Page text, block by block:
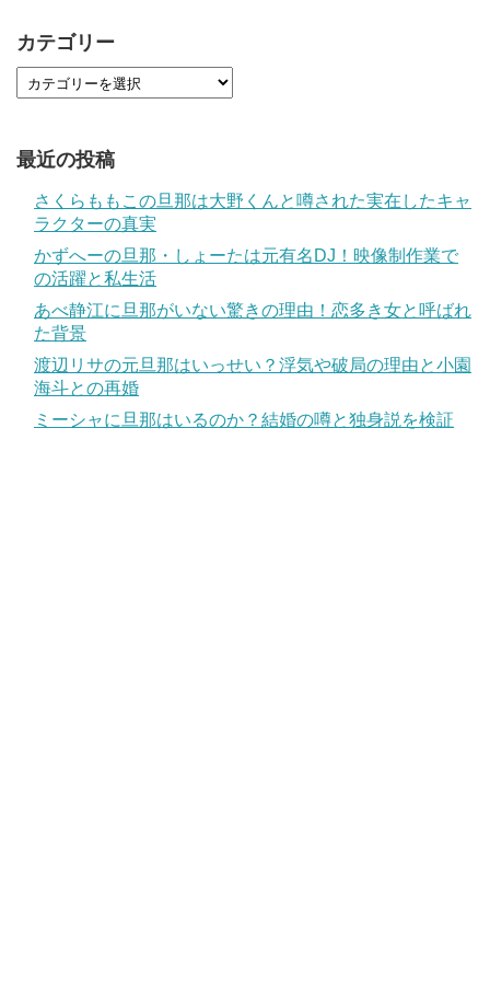
カテゴリー
最近の投稿
さくらももこの旦那は大野くんと噂された実在したキャ
ラクターの真実
かずへーの旦那・しょーたは元有名DJ！映像制作業で
の活躍と私生活
あべ静江に旦那がいない驚きの理由！恋多き女と呼ばれ
た背景
渡辺リサの元旦那はいっせい？浮気や破局の理由と小園
海斗との再婚
ミーシャに旦那はいるのか？結婚の噂と独身説を検証